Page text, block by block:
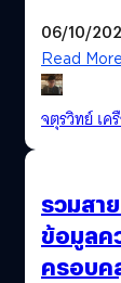
06/10/
Read More
จตุรวิทย์ เ
รวมสา
ข้อมูลค
ครอบค